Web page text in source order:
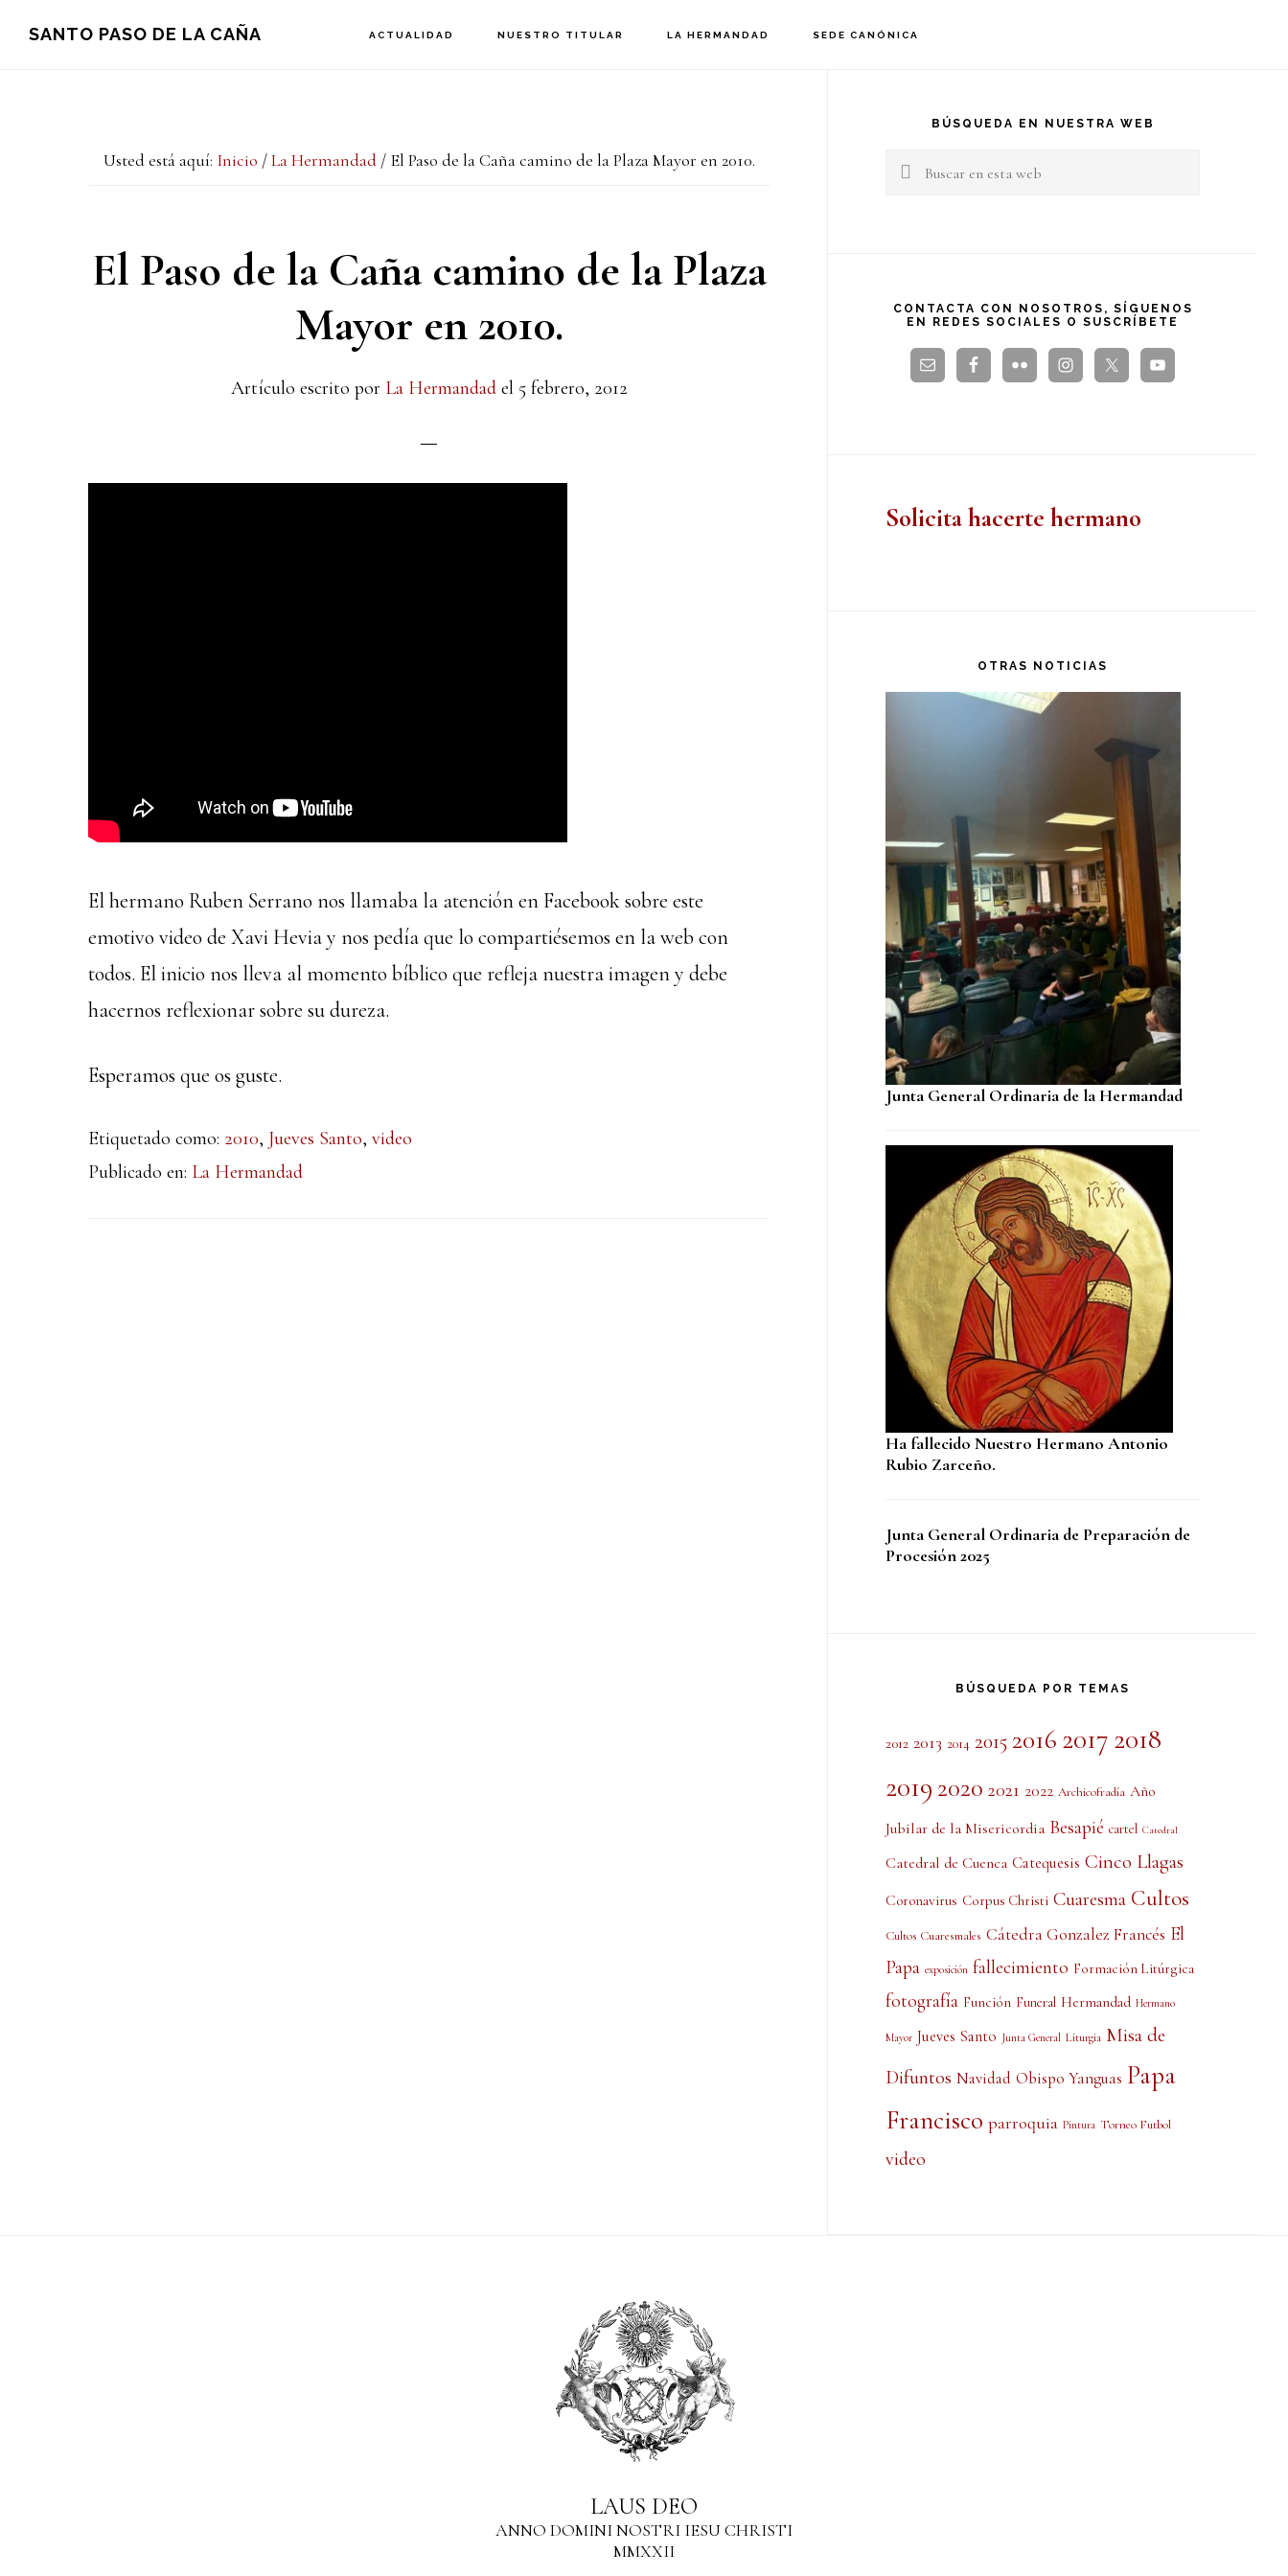
SANTO PASO DE LA CAÑA ACTUALIDAD NUESTRO TITULAR LA HERMANDAD SEDE CANÓNICA
Usted está aquí: Inicio / La Hermandad /El Paso de la Caña camino de la Plaza Mayor en 2010.
El Paso de la Caña camino de la Plaza
Mayor en 2010.
Artículo escrito por La Hermandadel 5 febrero, 2012
El hermano Ruben Serrano nos llamaba la atención en Facebook sobre este
emotivo video de Xavi Hevia y nos pedía que lo compartiésemos en la web con
todos. El inicio nos lleva al momento bíblico que refleja nuestra imagen y debe
hacernos reflexionar sobre su dureza.
Esperamos que os guste.
Etiquetado como: 2010, Jueves Santo, video
Publicado en: La Hermandad
principal
BÚSQUEDA EN NUESTRA WEB
Buscar
CONTACTA CON NOSOTROS, SÍGUENOS
EN REDES SOCIALES O SUSCRÍBETE
Solicita hacerte hermano
OTRAS NOTICIAS
Junta General Ordinaria de la Hermandad
Ha fallecido Nuestro Hermano Antonio
Rubio Zarceño.
Junta General Ordinaria de Preparación de
Procesión 2025
BÚSQUEDA POR TEMAS
2012 2013 2014 20152016 2017 2018
2019 2020 2021 2022 Archicofradía Año
Jubilar de la Misericordia Besapié cartel Catedral
Catedral de Cuenca Catequesis Cinco Llagas
Coronavirus Corpus Christi Cuaresma Cultos
Cultos Cuaresmales Cátedra Gonzalez Francés El
Papa exposición fallecimiento Formación Litúrgica
fotografía Función Funeral Hermandad Hermano
Mayor Jueves Santo Junta General Liturgia Misa de
Difuntos Navidad Obispo Yanguas Papa
Francisco parroquia Pintura Torneo Futbol
video
LAUS DEO
ANNO DOMINI NOSTRI IESU CHRISTI
MMXXII